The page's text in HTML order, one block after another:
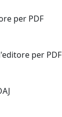
per PDF
per PDF